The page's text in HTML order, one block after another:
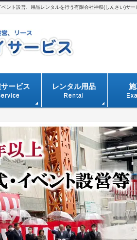
ント設営、用品レンタルを行う有限会社神祭(しんさい)サ
ービス レンタル用品
Rental